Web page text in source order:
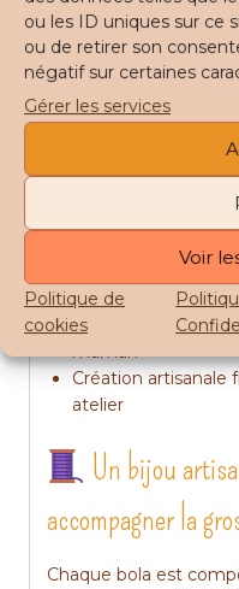
ou les ID uniques sur ce
ou de retirer son
négatif sur certaines
Gérer les services
Voir
Politique de
cookies
La finition « fleur »
bleu et or sur la
Pourquoi
Motif ondulé
Plus de 430 perles
Bola
Doux tintement
Idée cadeau pleine
maman
Création artisanale
atelier
Un bijou
accompagner la
Chaque bola est